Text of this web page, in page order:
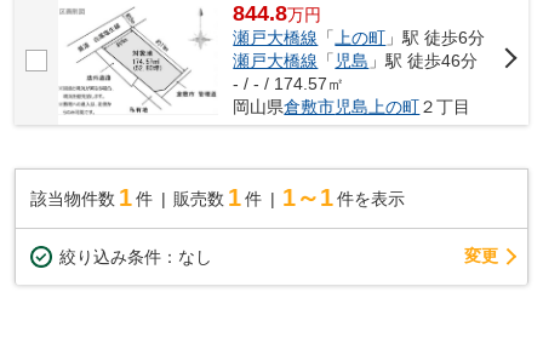
844.8万円
瀬戸大橋線 「上の町 」駅 徒歩6分
瀬戸大橋線 「 児島 」駅 徒歩46分
- / - / 174.57㎡
岡山県倉敷市児島上の町２丁目
該当物件数 1件 販売数 1 件 1～1 件を表示
絞り込み条件： なし 変更